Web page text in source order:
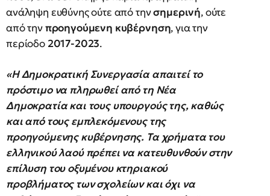
ανάληψη ευθύνης ούτε από τηνσημερινή, ούτε
από τηνπροηγούμενη κυβέρνηση, για την
περίοδο 2017-2023.
«Η Δημοκρατική Συνεργασία απαιτεί το
πρόστιμο να πληρωθεί από τη Νέα
Δημοκρατία και τους υπουργούς της, καθώς
και από τους εμπλεκόμενους της
προηγούμενης κυβέρνησης. Τα χρήματα του
ελληνικού λαού πρέπει να κατευθυνθούν στην
επίλυση του οξυμένου κτηριακού
προβλήματος των σχολείων και όχι να